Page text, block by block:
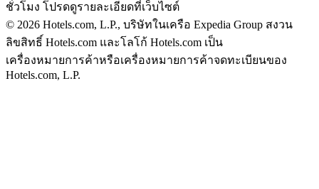
ชั่วโมง โปรดดูรายละเอียดที่เว็บไซต์
© 2026 Hotels.com, L.P., บริษัทในเครือ Expedia Group สงวน
ลิขสิทธิ์ Hotels.com และโลโก้ Hotels.com เป็น
เครื่องหมายการค้าหรือเครื่องหมายการค้าจดทะเบียนของ
Hotels.com, L.P.